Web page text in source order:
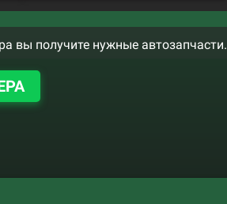
вы получите нужные автозапчасти.